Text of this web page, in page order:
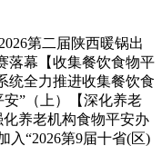
第二届陕西暖锅出
落幕【收集餐饮食物平
统全力推进收集餐饮食
”（上）【深化养老
养老机构食物平安办
入“2026第9届十省(区)